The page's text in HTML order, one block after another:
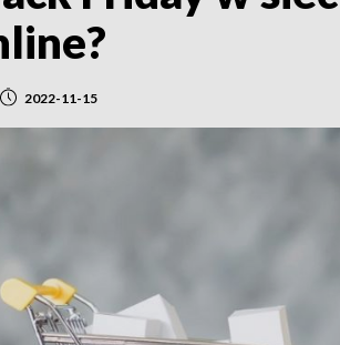
2022-11-15